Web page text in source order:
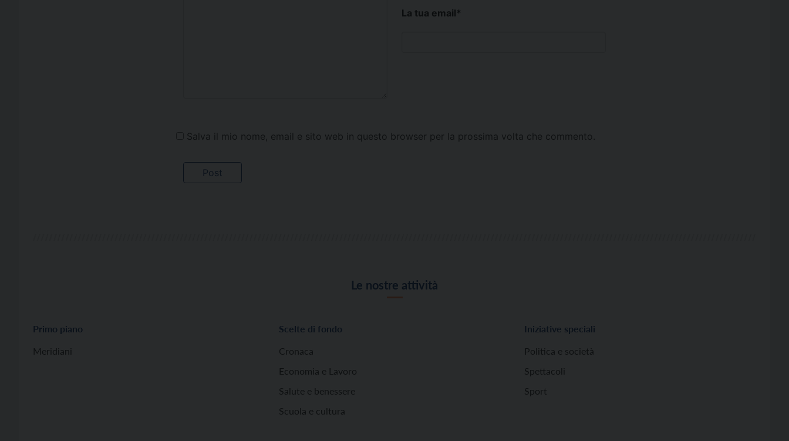
La tua email*
Salva il mio nome, email e sito web in questo browser per la prossima volta che commento.
Le nostre attività
Primo piano
Meridiani
Scelte di fondo
Cronaca
Economia e Lavoro
Salute e benessere
Scuola e cultura
Iniziative speciali
Politica e società
Spettacoli
Sport